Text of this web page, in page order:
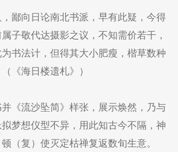
鄙向日论南北书派，早有此疑，今得
子敬代达摄影之议，不知需价若干，
书法计，但得其大小肥瘦，楷草数种
《海日楼遗札》）
《流沙坠简》样张，展示焕然，乃与
梦想仪型不异，用此知古今不隔，神
（复）使灭定枯禅复返数旬生意。